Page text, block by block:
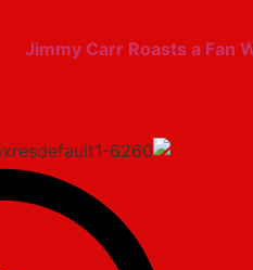
Jimmy Carr Roasts a Fan